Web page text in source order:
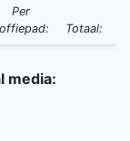
Per
Totaal:
media: